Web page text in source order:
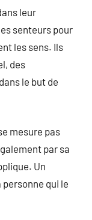
leur
senteurs pour
les sens. Ils
des
le but de
mesure pas
par sa
Un
qui le